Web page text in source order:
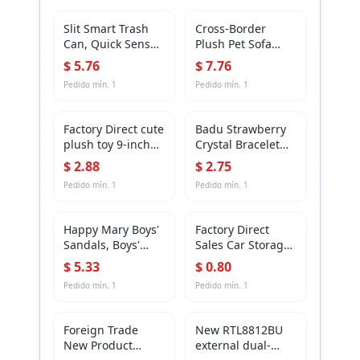
Slit Smart Trash
Can, Quick Sensor,
Easy to Put, Wall-
Mounted
Suspended Trash
$5.76
Pedido mín. 1
Cross-Border
Plush Pet Sofa
Cushion with
Pillow Pet Supplies
Manufacturer
Nest Cushion
$7.76
Pedido mín. 1
Factory Direct cute
plush toy 9-inch
doll doll panda
Penguin pig dog
Mouse plush toy
$2.88
Pedido mín. 1
Badu Strawberry
Crystal Bracelet
with Peach
Blossom Crystal
Bracelet Women's
Bracelet Pledge
Sister Moonstone
Bracelet
$2.75
Pedido mín. 1
Happy Mary Boys'
Sandals, Boys'
Sports Beach
Shoes, Medium
and Large
Soft-Soled Sandals
$5.33
Pedido mín. 1
Factory Direct
Sales Car Storage
Bag Seat Back
Hanging Felt
Storage Bag Car
$0.80
Pedido mín. 1
Foreign Trade
New Product
New RTL8812BU
external dual-